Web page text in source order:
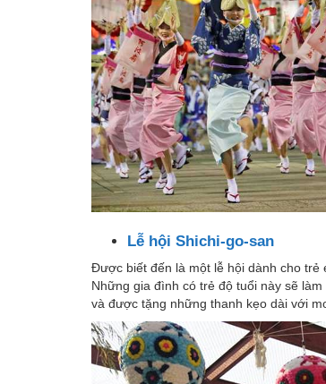
Lễ hội Shichi-go-san
Được biết đến là một lễ hội dành cho trẻ
Những gia đình có trẻ độ tuổi này sẽ
và được tặng những thanh kẹo dài với